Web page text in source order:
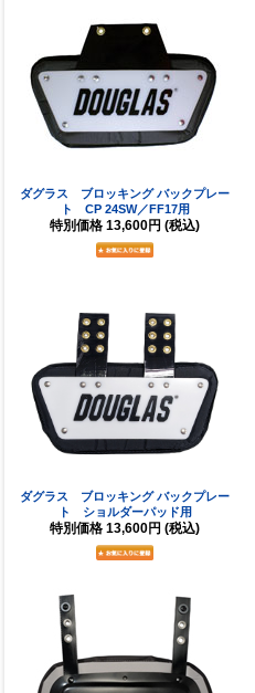
ダグラス ブロッキング バックプレー
ト CP 24SW／FF17用
特別価格 13,600円 (税込)
ダグラス ブロッキング バックプレー
ト ショルダーパッド用
特別価格 13,600円 (税込)